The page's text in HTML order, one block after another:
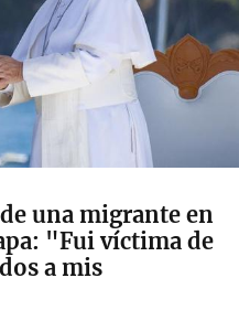
una migrante en
"Fui víctima de
a mis